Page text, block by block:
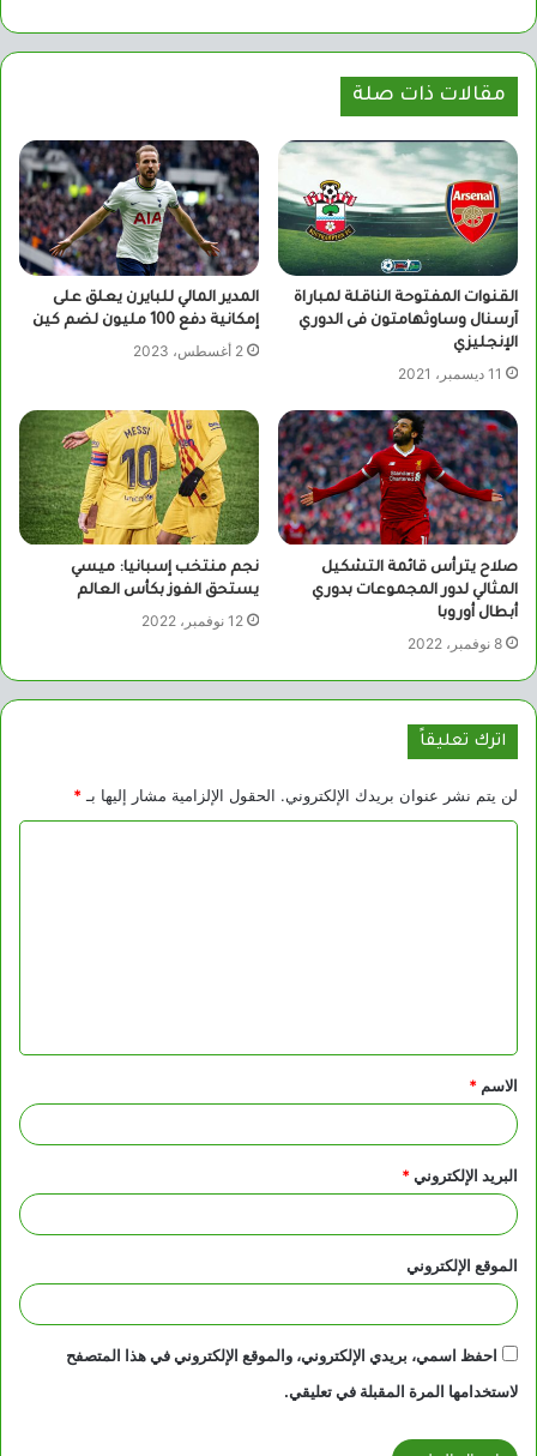
مقالات ذات صلة
القنوات المفتوحة الناقلة لمباراة
آرسنال وساوثهامتون فى الدوري
الإنجليزي
11 ديسمبر، 2021
المدير المالي للبايرن يعلق على
إمكانية دفع 100 مليون لضم كين
2 أغسطس، 2023
صلاح يترأس قائمة التشكيل
المثالي لدور المجموعات بدوري
أبطال أوروبا
8 نوفمبر، 2022
نجم منتخب إسبانيا: ميسي
يستحق الفوز بكأس العالم
12 نوفمبر، 2022
اترك تعليقاً
لن يتم نشر عنوان بريدك الإلكتروني. الحقول الإلزامية مشار إليها بـ *
ق
*
الاسم *
البريد الإلكتروني*
الموقع الإلكتروني
احفظ اسمي، بريدي الإلكتروني، والموقع الإلكتروني في هذا المتصفح
لاستخدامها المرة المقبلة في تعليقي.